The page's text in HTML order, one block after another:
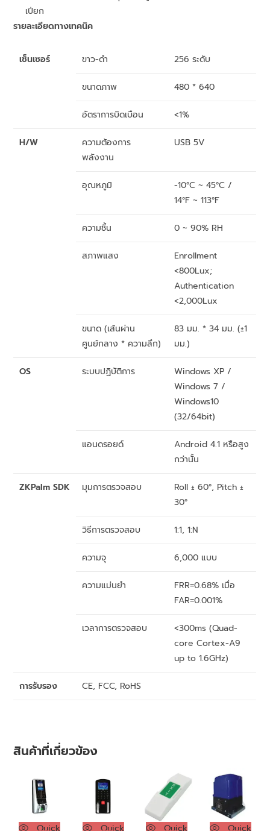
เปียก
รายละเอียดทางเทคนิค
เซ็นเซอร์ ขาว-ดำ 256 ระดับ
ขนาดภาพ 480 * 640
อัตราการบิดเบือน <1%
H/W
ความต้องการ
พลังงาน
USB 5V
อุณหภูมิ
-10°C ~ 45°C /
14°F ~ 113°F
ความชื้น 0 ~ 90% RH
สภาพแสง
Enrollment
<800Lux;
Authentication
<2,000Lux
ขนาด (เส้นผ่าน
ศูนย์กลาง * ความลึก)
83 มม. * 34 มม. (±1
มม.)
OS ระบบปฏิบัติการ
Windows XP /
Windows 7 /
Windows10
(32/64bit)
แอนดรอยด์
Android 4.1 หรือสูง
กว่านั้น
ZKPalm SDK มุมการตรวจสอบ
Roll ± 60°, Pitch ±
30°
วิธีการตรวจสอบ 1:1, 1:N
ความจุ 6,000 แบบ
ความแม่นยำ
FRR=0.68% เมื่อ
FAR=0.001%
เวลาการตรวจสอบ
<300ms (Quad-
core Cortex-A9
up to 1.6GHz)
การรับรอง CE, FCC, RoHS
สินค้าที่เกี่ยวข้อง